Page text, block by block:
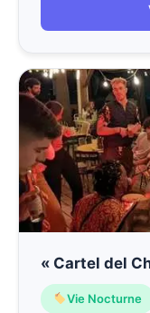
« Cartel del
Vie Nocturne